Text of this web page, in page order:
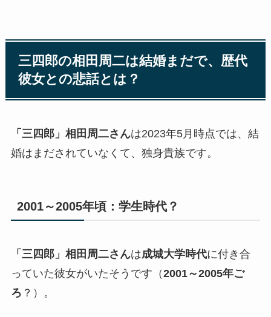
三四郎の相田周二は結婚まだで、歴代
彼女との悲話とは？
「三四郎」相田周二さんは2023年5月時点では、結
婚はまだされていなくて、独身貴族です。
2001～2005年頃：学生時代？
「三四郎」相田周二さんは成城大学時代に付き合
っていた彼女がいたそうです（2001～2005年ご
ろ ？）。